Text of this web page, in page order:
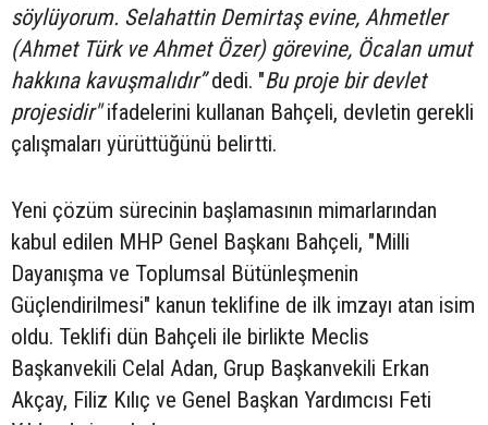
söylüyorum. Selahattin Demirtaş evine, Ahmetler
(Ahmet Türk ve Ahmet Özer) görevine, Öcalan umut
hakkına kavuşmalıdır”dedi. "Bu proje bir devlet
projesidir"ifadelerini kullanan Bahçeli, devletin gerekli
çalışmaları yürüttüğünü belirtti.
Yeni çözüm sürecinin başlamasının mimarlarından
kabul edilen MHP Genel Başkanı Bahçeli, "Milli
Dayanışma ve Toplumsal Bütünleşmenin
Güçlendirilmesi" kanun teklifine de ilk imzayı atan isim
oldu. Teklifi dün Bahçeli ile birlikte Meclis
Başkanvekili Celal Adan, Grup Başkanvekili Erkan
Akçay, Filiz Kılıç ve Genel Başkan Yardımcısı Feti